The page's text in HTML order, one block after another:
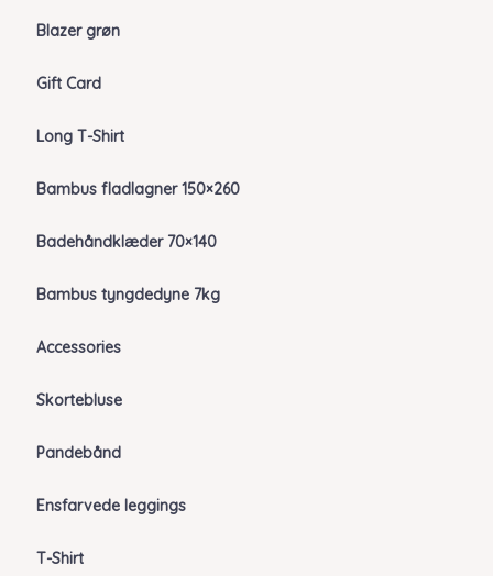
Blazer grøn
Gift Card
Long T-Shirt
Bambus fladlagner 150×260
Badehåndklæder 70×140
Bambus tyngdedyne 7kg
Accessories
Skortebluse
Pandebånd
Ensfarvede leggings
T-Shirt